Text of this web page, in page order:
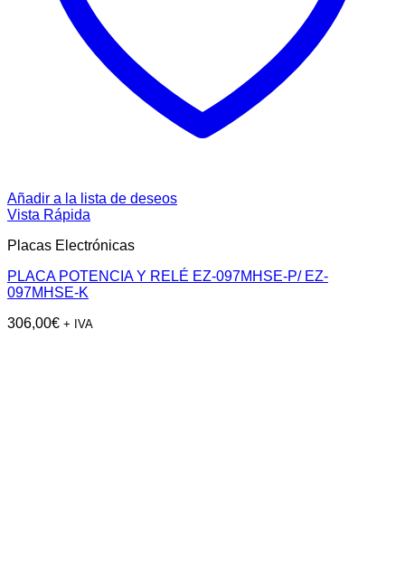
Añadir a la lista de deseos
Vista Rápida
Placas Electrónicas
PLACA POTENCIA Y RELÉ EZ-097MHSE-P/ EZ-
097MHSE-K
306,00€ + IVA